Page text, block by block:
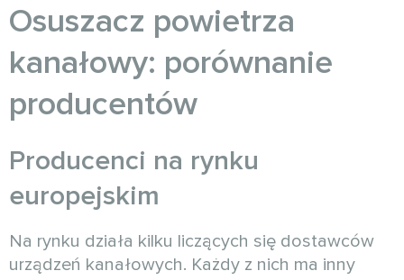
Osuszacz powietrza
kanałowy: porównanie
producentów
Producenci na rynku
europejskim
Na rynku działa kilku liczących się dostawców
urządzeń kanałowych. Każdy z nich ma inny